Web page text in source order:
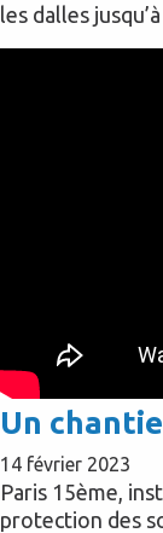
les dalles
Un
14 février 2023
Paris 15ème,
protection des